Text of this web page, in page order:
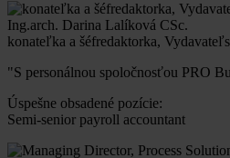
Ing.arch. Darina Lalíková CSc.
konateľka a šéfredaktorka,
"S personálnou spoločnosťou PRO
Úspešne obsadené pozície:
Semi-senior payroll accountant